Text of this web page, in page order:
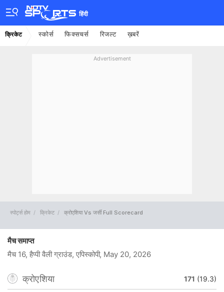
हिंदी
क्रिकेट स्कोर्स फिक्सचर्स रिजल्ट ख़बरें
Advertisement
स्पोर्ट्स होम क्रिकेट क्रोएशिया Vs जर्सी Full Scorecard
मैच समाप्त
मैच 16, हैप्पी वैली ग्राउंड, एपिस्कोपी, May 20, 2026
क्रोएशिया 171 (19.3)